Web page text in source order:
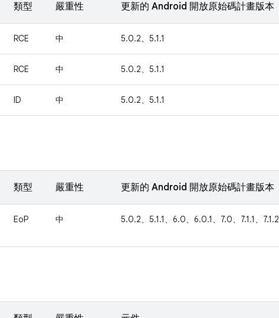
類型 嚴重性 更新的 Android 開放原始碼計畫版本
RCE 中 5.0.2、5.1.1
RCE 中 5.0.2、5.1.1
ID 中 5.0.2、5.1.1
類型 嚴重性 更新的 Android 開放原始碼計畫版本
EoP 中 5.0.2、5.1.1、6.0、6.0.1、7.0、7.1.1、7.1.2